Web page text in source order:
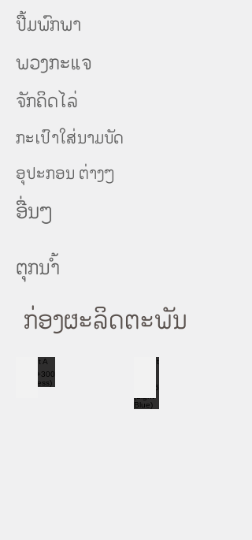
ປື້ມພົກພາ
ພວງກະແຈ
ຈັກຄິດໄລ່
ກະເປົາໃສ່ນາມບັດ
ອຸປະກອນ ຕ່າງໆ
ອື່ນໆ
ຕຸກນ້ຳ
ກ່ອງຜະລິດຕະພັນ
Set A 32HB+300 (stainless)